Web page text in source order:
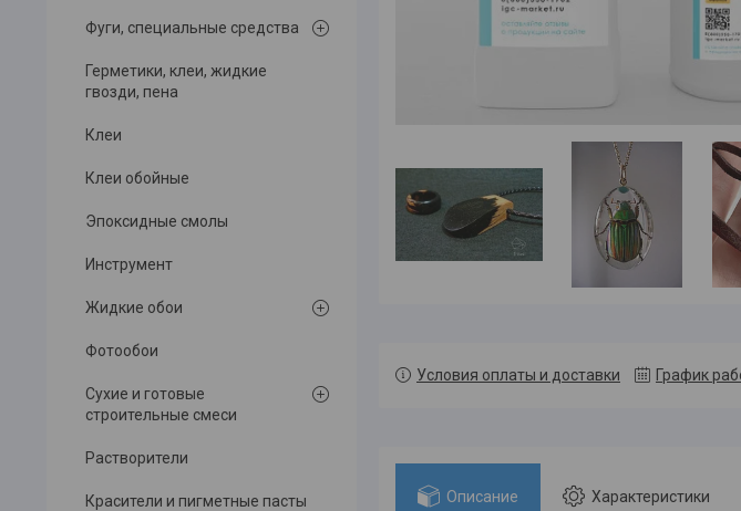
Условия оплаты и доставки График
Описание Характеристики
Фуги, специальные средства
Герметики, клеи, жидкие
гвозди, пена
Клеи
Клеи обойные
Эпоксидные смолы
Инструмент
Жидкие обои
Фотообои
Сухие и готовые
строительные смеси
Растворители
Красители и пигметные пасты